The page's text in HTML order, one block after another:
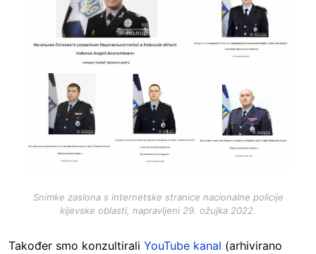
Snimke zaslona s internetske stranice nacionalne policije
kijevske oblasti, napravljeni 29. ožujka 2022.
Također smo konzultirali YouTube kanal (arhivirano